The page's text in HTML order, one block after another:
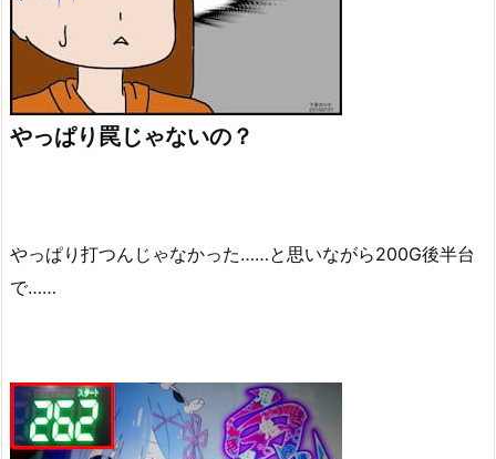
やっぱり罠じゃないの？
やっぱり打つんじゃなかった……と思いながら200G後半台
で……